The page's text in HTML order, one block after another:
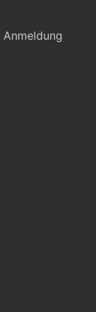
Anmeldung